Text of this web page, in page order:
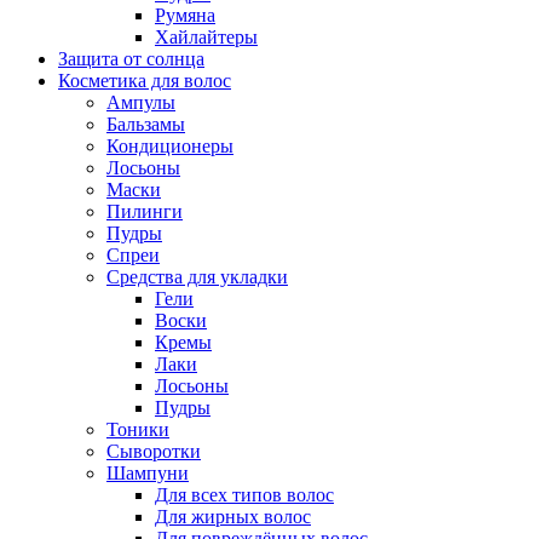
Румяна
Хайлайтеры
Защита от солнца
Косметика для волос
Ампулы
Бальзамы
Кондиционеры
Лосьоны
Маски
Пилинги
Пудры
Спреи
Средства для укладки
Гели
Воски
Кремы
Лаки
Лосьоны
Пудры
Тоники
Сыворотки
Шампуни
Для всех типов волос
Для жирных волос